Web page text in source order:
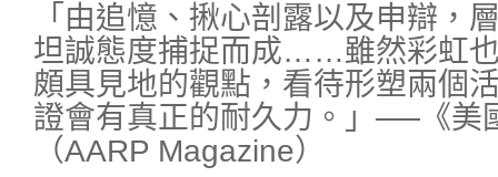
「由追憶、揪心剖露以及申辯，
坦誠態度捕捉而成……雖然彩虹
頗具見地的觀點，看待形塑兩個
證會有真正的耐久力。」──《美
（AARP Magazine）